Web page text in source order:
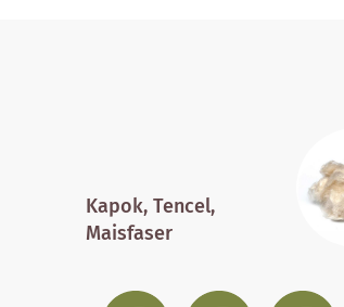
Kapok, Tencel,
Maisfaser